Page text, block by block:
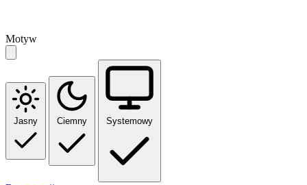
Motyw
Jasny Ciemny Systemowy